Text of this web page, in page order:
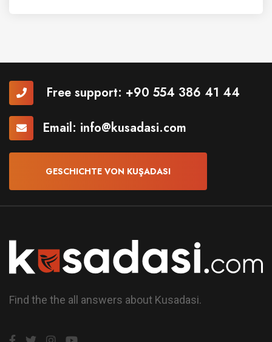
Free support: +90 554 386 41 44
Email: info@kusadasi.com
GESCHICHTE VON KUŞADASI
Find the the all answers about Kusadasi.